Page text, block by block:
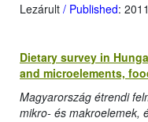
Lezárult / Published: 2011
Dietary survey in
and microelements,
Magyarország étrendi
mikro- és makroelemek,